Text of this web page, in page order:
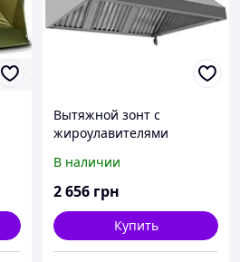
Вытяжной зонт с
жироулавителями
В наличии
2 656 грн
Купить